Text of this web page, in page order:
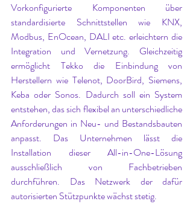
Vorkonfigurierte Komponenten über
standardisierte Schnittstellen wie KNX,
Modbus, EnOcean, DALI etc. erleichtern die
Integration und Vernetzung. Gleichzeitig
ermöglicht Tekko die Einbindung von
Herstellern wie Telenot, DoorBird, Siemens,
Keba oder Sonos. Dadurch soll ein System
entstehen, das sich flexibel an unterschiedliche
Anforderungen in Neu- und Bestandsbauten
anpasst. Das Unternehmen lässt die
Installation dieser All-in-One-Lösung
ausschließlich von Fachbetrieben
durchführen. Das Netzwerk der dafür
autorisierten Stützpunkte wächst stetig.